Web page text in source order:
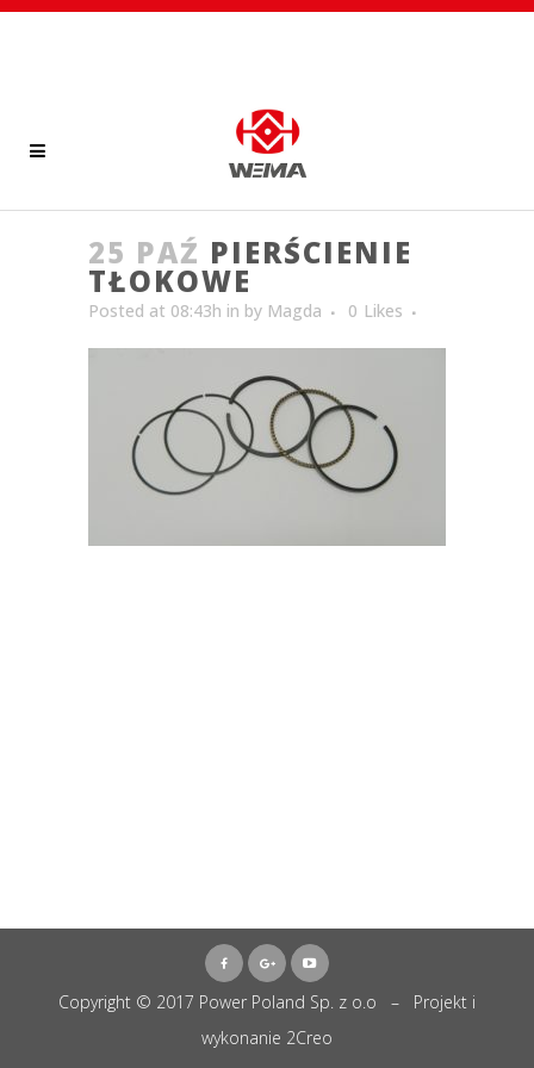
25 PAŹ PIERŚCIENIE
TŁOKOWE
Posted at 08:43h in by Magda 0 Likes
Copyright © 2017 Power Poland Sp. z o.o – Projekt i
wykonanie 2Creo